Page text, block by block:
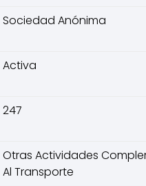
Sociedad Anónima
Activa
247
Otras Actividades
Al Transporte